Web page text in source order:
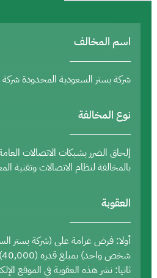
اسم المخالف
شركة بستر السعودية المحدودة
نوع المخالفة
إلحاق الضرر بشبكات الاتصالات
بالمخالفة لنظام الاتصالات وتقنية
العقوبة
أولا: فرض غرامة على (شركة بستر
شخص واحد) بمبلغ قدره (40,000) ريال سعودي.
ثانيا: نشر هذه العقوبة في الموقع